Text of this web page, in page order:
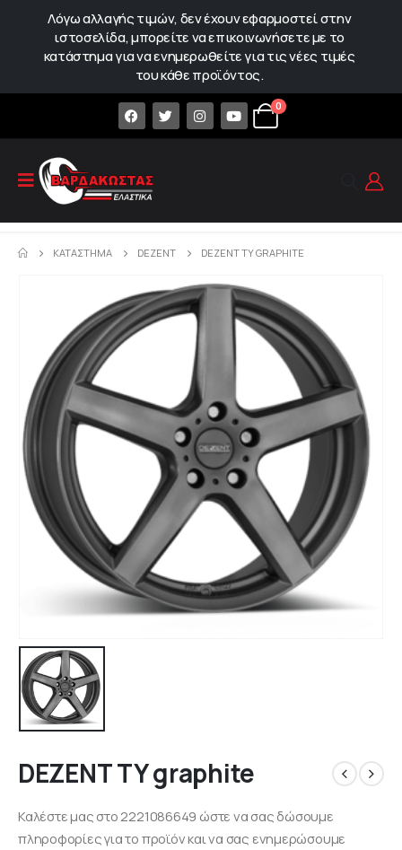
Λόγω αλλαγής τιμών, δεν έχουν εφαρμοστεί στην
ιστοσελίδα, μπορείτε να επικοινωνήσετε με το
κατάστημα για να ενημερωθείτε για τις νέες τιμές
του κάθε προϊόντος.
0
ΚΑΤΆΣΤΗΜΑ DEZENT DEZENT TY GRAPHITE
DEZENT TY graphite
Καλέστε μας στο 2221086649 ώστε να σας δώσουμε
πληροφορίες για το προϊόν και να σας ενημερώσουμε